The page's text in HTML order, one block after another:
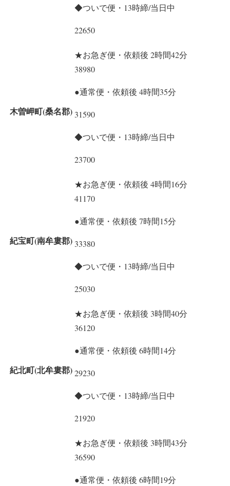
◆ついで便・13時締/当日中
22650
木曽岬町(桑名郡)
★お急ぎ便・依頼後 2時間42分
38980
●通常便・依頼後 4時間35分
31590
◆ついで便・13時締/当日中
23700
紀宝町(南牟婁郡)
★お急ぎ便・依頼後 4時間16分
41170
●通常便・依頼後 7時間15分
33380
◆ついで便・13時締/当日中
25030
紀北町(北牟婁郡)
★お急ぎ便・依頼後 3時間40分
36120
●通常便・依頼後 6時間14分
29230
◆ついで便・13時締/当日中
21920
★お急ぎ便・依頼後 3時間43分
36590
●通常便・依頼後 6時間19分